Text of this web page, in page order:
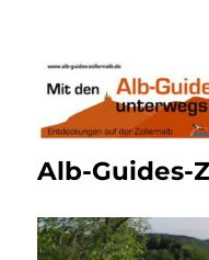
Alb-Guides-